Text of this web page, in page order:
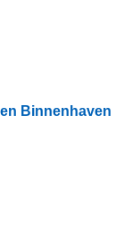
Binnenhaven